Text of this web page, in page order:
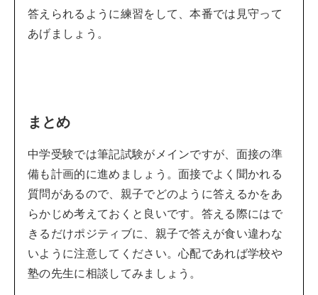
答えられるように練習をして、本番では見守って
あげましょう。
まとめ
中学受験では筆記試験がメインですが、面接の準
備も計画的に進めましょう。面接でよく聞かれる
質問があるので、親子でどのように答えるかをあ
らかじめ考えておくと良いです。答える際にはで
きるだけポジティブに、親子で答えが食い違わな
いように注意してください。心配であれば学校や
塾の先生に相談してみましょう。